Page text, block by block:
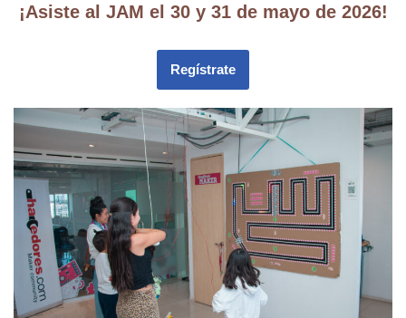
¡Asiste al JAM el 30 y 31 de mayo de 2026!
Regístrate